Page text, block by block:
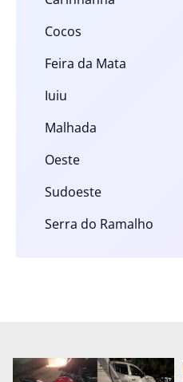
Cocos
Feira da Mata
Iuiu
Malhada
Oeste
Sudoeste
Serra do Ramalho